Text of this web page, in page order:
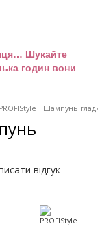
Шукайте
годин вони
Шампунь
відгук